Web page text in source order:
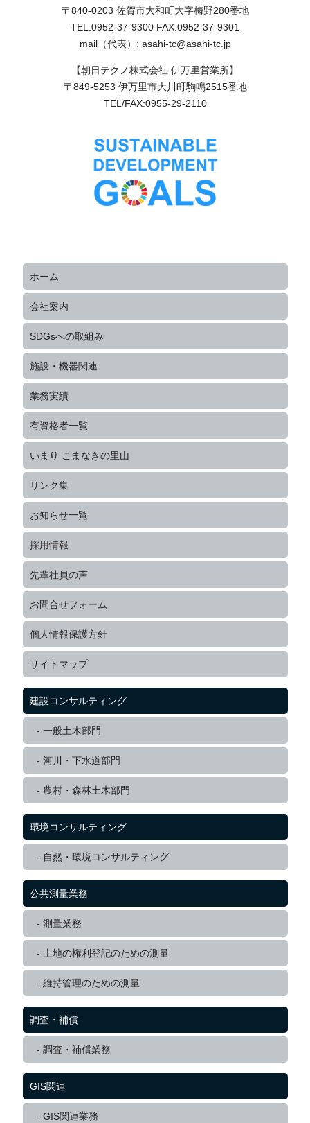
〒840-0203 佐賀市大和町大字梅野280番地
TEL:0952-37-9300 FAX:0952-37-9301
mail（代表）: asahi-tc@asahi-tc.jp
【朝日テクノ株式会社 伊万里営業所】
〒849-5253 伊万里市大川町駒鳴2515番地
TEL/FAX:0955-29-2110
ホーム
会社案内
SDGsへの取組み
施設・機器関連
業務実績
有資格者一覧
いまり こまなきの里山
リンク集
お知らせ一覧
採用情報
先輩社員の声
お問合せフォーム
個人情報保護方針
サイトマップ
建設コンサルティング
一般土木部門
河川・下水道部門
農村・森林土木部門
環境コンサルティング
自然・環境コンサルティング
公共測量業務
測量業務
土地の権利登記のための測量
維持管理のための測量
調査・補償
調査・補償業務
GIS関連
GIS関連業務